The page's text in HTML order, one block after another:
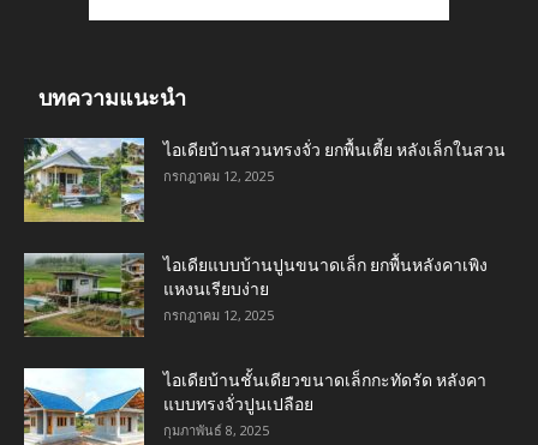
บทความแนะนำ
ไอเดียบ้านสวนทรงจั่ว ยกพื้นเตี้ย หลังเล็กในสวน
กรกฎาคม 12, 2025
ไอเดียแบบบ้านปูนขนาดเล็ก ยกพื้นหลังคาเพิง
แหงนเรียบง่าย
กรกฎาคม 12, 2025
ไอเดียบ้านชั้นเดียวขนาดเล็กกะทัดรัด หลังคา
แบบทรงจั่วปูนเปลือย
กุมภาพันธ์ 8, 2025